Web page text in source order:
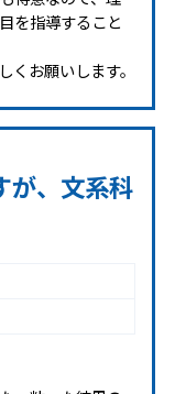
を指導すること
くお願いします。
が、文系科